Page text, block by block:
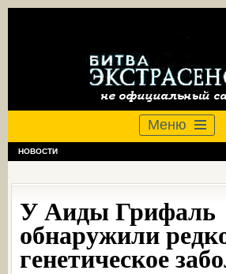
Меню
НОВОСТИ
У Аиды Грифаль
обнаружили
генетическое